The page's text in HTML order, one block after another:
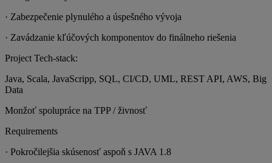
· Zabezpečenie plynulého a úspešného vývoja
· Zavádzanie kľúčových komponentov do finálneho riešenia
Project Tech-stack:
Java, Scala, JavaScripp, SQL, CI/CD, UML, REST API, AWS, Big
Data
Monžoť spolupráce na TPP / živnosť
Requirements
· Pokročilejšia skúsenosť aspoň s JAVA 1.8